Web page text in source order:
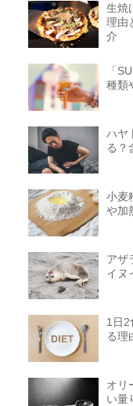
生焼
理由
介
「
種類
ハヤ
る？
小麦
や加
アザ
イヌ
1日2
る理
オリ
い量